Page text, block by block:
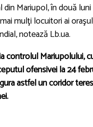
Mariupol, în două
mulţi locuitori ai
notează Lb.ua.
controlul Mariupolului,
ofensivei la 24
astfel un coridor